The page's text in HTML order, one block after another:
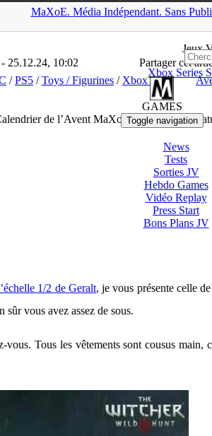
MaXoE. Média Indépendant. Sans Pub
Jeux
Xbox Series S
GAMES
Toggle navigation
News
Tests
SortiesJV
Hebdo Games
Vidéo Replay
Press Start
Bons PlansJV
▲
25.12.24, 10:02 Partager cet
/PS5 /Toys / Figurines / Xbox One
de l’Avent MaXoE (25/12) : Une
1/2 de Geralt, je vous présente celle
vous avez assez de sous.
vous. Tous les vêtements sont cousus